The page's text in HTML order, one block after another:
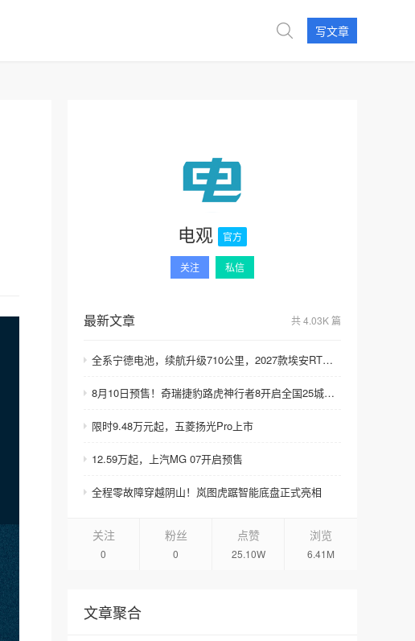
写文章
电观 官方
关注 私信
最新文章 共 4.03K 篇
全系宁德电池，续航升级710公里，2027款埃安RT上市，9.98万元起售
8月10日预售！奇瑞捷豹路虎神行者8开启全国25城巡展
限时9.48万元起，五菱扬光Pro上市
12.59万起，上汽MG 07开启预售
全程零故障穿越阴山！岚图虎踞智能底盘正式亮相
关注
0
粉丝
0
点赞
25.10W
浏览
6.41M
文章聚合